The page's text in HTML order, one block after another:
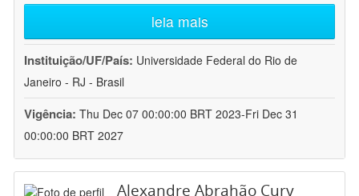
leia mais
Instituição/UF/País: Universidade Federal do Rio de
Janeiro - RJ - Brasil
Vigência: Thu Dec 07 00:00:00 BRT 2023-Fri Dec 31
00:00:00 BRT 2027
Alexandre Abrahão Cury